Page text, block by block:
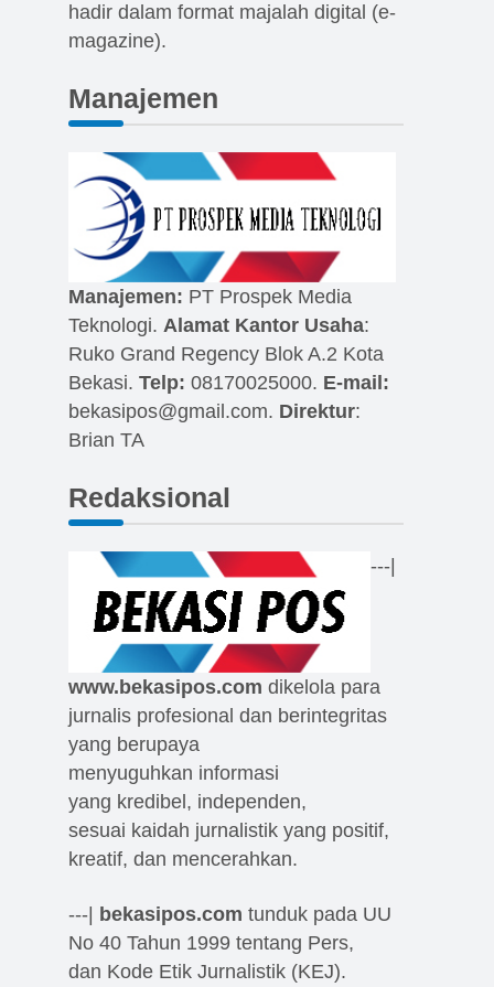
hadir dalam format majalah digital (e-
magazine).
Manajemen
Manajemen: PT Prospek Media
Teknologi. Alamat Kantor Usaha:
Ruko Grand Regency Blok A.2 Kota
Bekasi. Telp: 08170025000. E-mail:
bekasipos@gmail.com. Direktur:
Brian TA
Redaksional
---|
www.bekasipos.com dikelola para
jurnalis profesional dan berintegritas
yang berupaya
menyuguhkan informasi
yang kredibel, independen,
sesuai kaidah jurnalistik yang positif,
kreatif, dan mencerahkan.
---| bekasipos.com tunduk pada UU
No 40 Tahun 1999 tentang Pers,
dan Kode Etik Jurnalistik (KEJ).